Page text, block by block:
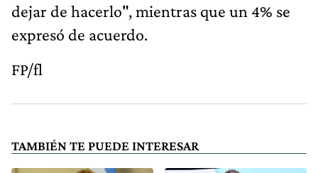
dejar de hacerlo", mientras que un 4% se
expresó de acuerdo.
FP/fl
TAMBIÉN TE PUEDE INTERESAR